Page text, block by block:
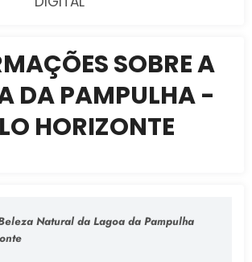
SOBRE A
DA PAMPULHA -
HORIZONTE
Natural da Lagoa da Pampulha